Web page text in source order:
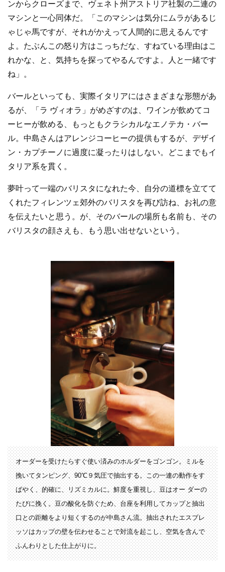
ンからクローズまで、ヴェネト州アストリア社製の二連の
マシンと一心同体だ。「このマシンは気分にムラがあるじ
ゃじゃ馬ですが、それがかえって人間的に思えるんです
よ。たぶんこの怒り方はこっちだな、すねている理由はこ
れかな、と、気持ちを探ってやるんですよ。人と一緒です
ね」。
バールといっても、実際イタリアにはさまざまな形態があ
るが、「ラ ヴィオラ」がめざすのは、ワインが飲めてコ
ーヒーが飲める、もっともクラシカルなエノテカ・バー
ル。中島さんはアレンジコーヒーの提供もするが、デザイ
ン・カプチーノに過度に凝ったりはしない。どこまでもイ
タリア系を貫く。
夢叶って一端のバリスタになれた今、自分の道標を立てて
くれたフィレンツェ郊外のバリスタを再び訪ね、お礼の意
を伝えたいと思う。が、そのバールの場所も名前も、その
バリスタの顔さえも、もう思い出せないという。
オーダーを受けたらすぐ使い済みのホルダーをゴンゴン。ミルを
挽いてタンピング、90℃９気圧で抽出する。この一連の動作をす
ばやく、的確に、リズミカルに。鮮度を重視し、豆はオー ダーの
たびに挽く。豆の酸化を防ぐため、台座を利用してカップと抽出
口との距離をより短くするのが中島さん流。抽出されたエスプレ
ッソはカップの壁を伝わせることで対流を起こし、空気を含んで
ふんわりとした仕上がりに。